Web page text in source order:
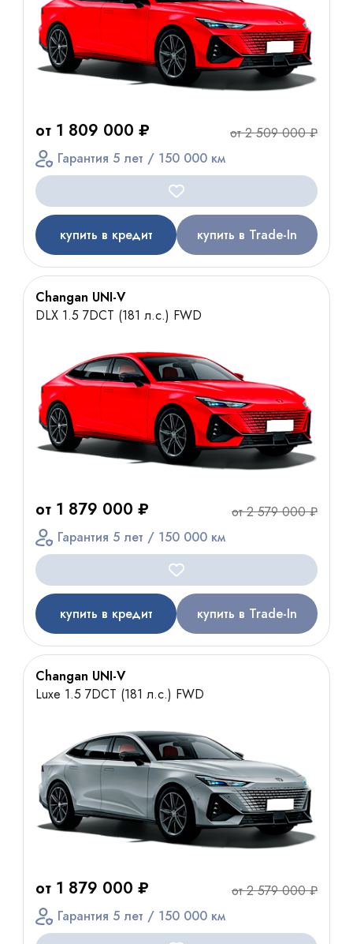
от 1 809 000 ₽
от 2 509 000 ₽
Гарантия 5 лет / 150 000 км
купить в кредит купить в Trade-In
Changan UNI-V
DLX 1.5 7DCT (181 л.с.) FWD
от 1 879 000 ₽
от 2 579 000 ₽
Гарантия 5 лет / 150 000 км
купить в кредит купить в Trade-In
Changan UNI-V
Luxe 1.5 7DCT (181 л.с.) FWD
от 1 879 000 ₽
от 2 579 000 ₽
Гарантия 5 лет / 150 000 км